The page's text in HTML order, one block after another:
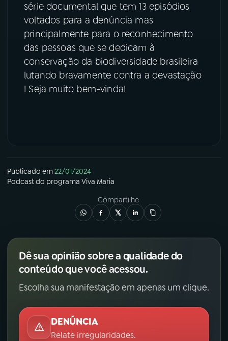
série documental que tem 13 episódios
voltados para a denúncia mas
principalmente para o reconhecimento
das pessoas que se dedicam à
conservação da biodiversidade brasileira
lutando bravamente contra a devastação
! Seja muito bem-vinda!
Publicado em22/01/2024
Podcastdo programa Viva Maria
Compartilhe
Dê sua opinião sobre a qualidade do
conteúdo que você acessou.
Escolha sua manifestação em apenas um clique.
DENÚNCIA
Relate irregularidades.